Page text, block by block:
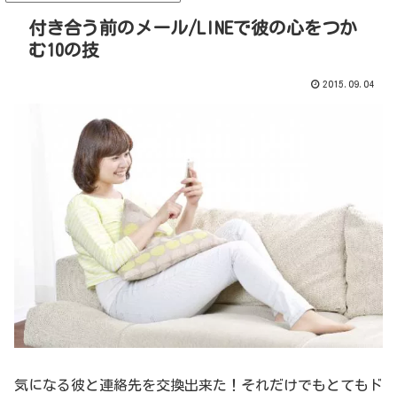
付き合う前のメール/LINEで彼の心をつか
む10の技
2015.09.04
気になる彼と連絡先を交換出来た！それだけでもとてもド